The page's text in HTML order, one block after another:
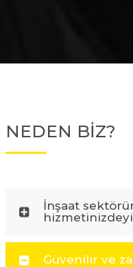
NEDEN BİZ?
İnşaat
Güvenilir ve